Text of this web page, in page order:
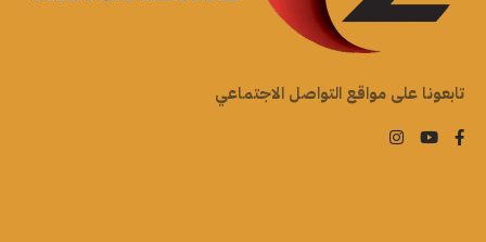
تابعونا على مواقع التواصل الاجتماعي